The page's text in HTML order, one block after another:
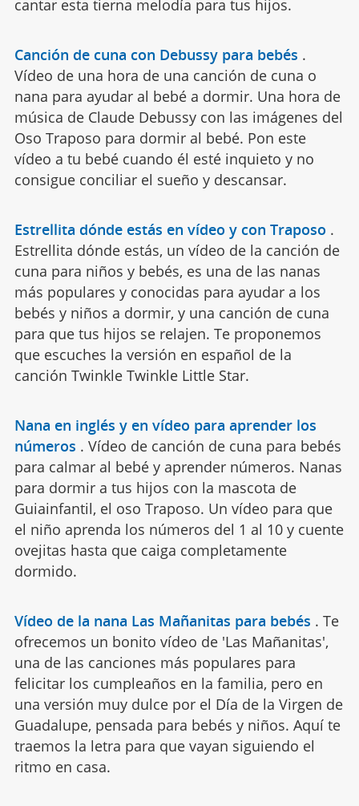
cantar esta tierna melodía para tus hijos.
Canción de cuna con Debussy para bebés .
Vídeo de una hora de una canción de cuna o
nana para ayudar al bebé a dormir. Una hora de
música de Claude Debussy con las imágenes del
Oso Traposo para dormir al bebé. Pon este
vídeo a tu bebé cuando él esté inquieto y no
consigue conciliar el sueño y descansar.
Estrellita dónde estás en vídeo y con Traposo .
Estrellita dónde estás, un vídeo de la canción de
cuna para niños y bebés, es una de las nanas
más populares y conocidas para ayudar a los
bebés y niños a dormir, y una canción de cuna
para que tus hijos se relajen. Te proponemos
que escuches la versión en español de la
canción Twinkle Twinkle Little Star.
Nana en inglés y en vídeo para aprender los
números . Vídeo de canción de cuna para bebés
para calmar al bebé y aprender números. Nanas
para dormir a tus hijos con la mascota de
Guiainfantil, el oso Traposo. Un vídeo para que
el niño aprenda los números del 1 al 10 y cuente
ovejitas hasta que caiga completamente
dormido.
Vídeo de la nana Las Mañanitas para bebés . Te
ofrecemos un bonito vídeo de 'Las Mañanitas',
una de las canciones más populares para
felicitar los cumpleaños en la familia, pero en
una versión muy dulce por el Día de la Virgen de
Guadalupe, pensada para bebés y niños. Aquí te
traemos la letra para que vayan siguiendo el
ritmo en casa.